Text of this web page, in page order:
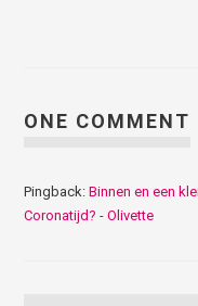
ONE COMMENT
Pingback:Binnen en een
Coronatijd? - Olivette